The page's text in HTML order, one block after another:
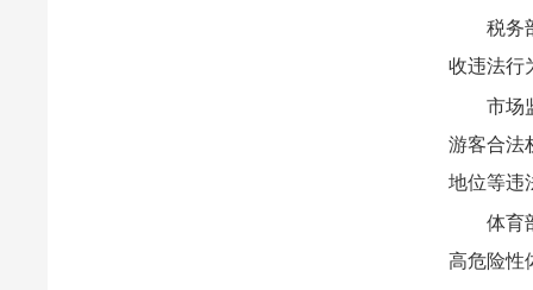
税务
收违法行
市场
游客合法
地位等违
体育
高危险性